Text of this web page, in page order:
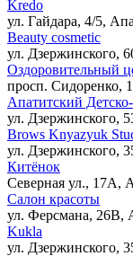
Kredo
ул. Гайдара, 4/5,
Beauty cosmetic
ул. Дзержинского,
Оздоровительный
просп. Сидоренко,
Апатитский
ул. Дзержинского,
Brows Knyazyuk
ул. Дзержинского,
Китёнок
Северная ул., 17А,
Салон красоты
ул. Ферсмана, 26В,
Kukla
ул. Дзержинского,